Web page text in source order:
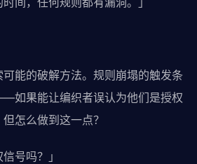
能的破解方法。规则崩塌的触发条
如果能让编织者误认为他们是授权
怎么做到这一点？
号吗？」